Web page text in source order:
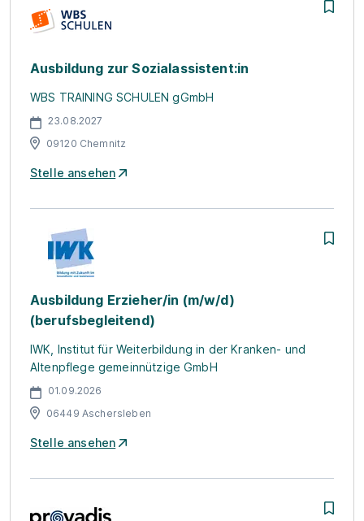
Ausbildung zur Sozialassistent:in
WBS TRAINING SCHULEN gGmbH
23.08.2027
09120 Chemnitz
Stelle ansehen
Ausbildung Erzieher/in (m/w/d)
(berufsbegleitend)
IWK, Institut für Weiterbildung in der Kranken- und
Altenpflege gemeinnützige GmbH
01.09.2026
06449 Aschersleben
Stelle ansehen